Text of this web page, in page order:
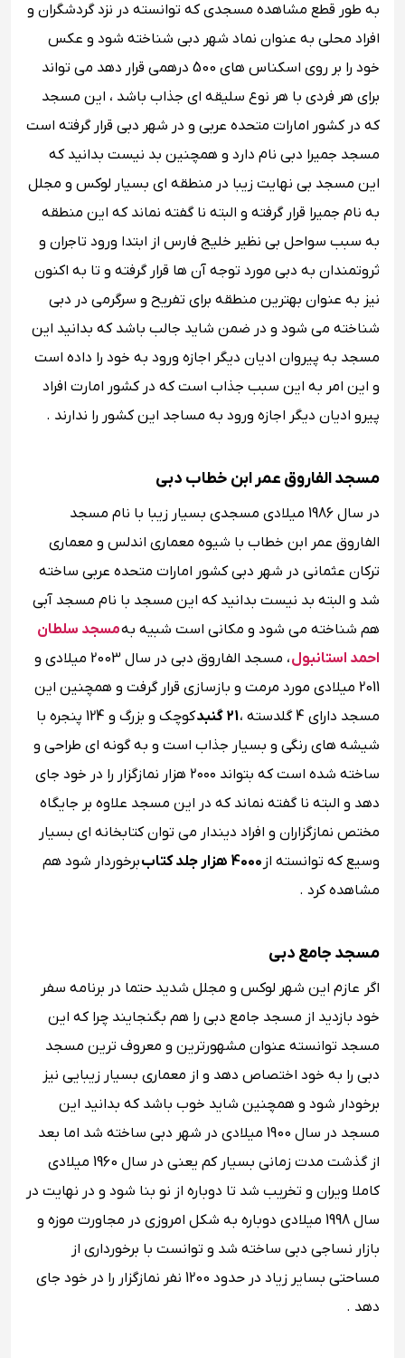
به طور قطع مشاهده مسجدی که توانسته در نزد گردشگران و
افراد محلی به عنوان نماد شهر دبی شناخته شود و عکس
خود را بر روی اسکناس های 500 درهمی قرار دهد می تواند
برای هر فردی با هر نوع سلیقه ای جذاب باشد ، این مسجد
که در کشور امارات متحده عربی و در شهر دبی قرار گرفته است
مسجد جمیرا دبی نام دارد و همچنین بد نیست بدانید که
این مسجد بی نهایت زیبا در منطقه ای بسیار لوکس و مجلل
به نام جمیرا قرار گرفته و البته نا گفته نماند که این منطقه
به سبب سواحل بی نظیر خلیج فارس از ابتدا ورود تاجران و
ثروتمندان به دبی مورد توجه آن ها قرار گرفته و تا به اکنون
نیز به عنوان بهترین منطقه برای تفریح و سرگرمی در دبی
شناخته می شود و در ضمن شاید جالب باشد که بدانید این
مسجد به پیروان ادیان دیگر اجازه ورود به خود را داده است
و این امر به این سبب جذاب است که در کشور امارت افراد
پیرو ادیان دیگر اجازه ورود به مساجد این کشور را ندارند .
مسجد الفاروق عمر ابن خطاب دبی
در سال 1986 میلادی مسجدی بسیار زیبا با نام مسجد
الفاروق عمر ابن خطاب با شیوه معماری اندلس و معماری
ترکان عثمانی در شهر دبی کشور امارات متحده عربی ساخته
شد و البته بد نیست بدانید که این مسجد با نام مسجد آبی
هم شناخته می شود و مکانی است شبیه بهمسجد سلطان
احمد استانبول
، مسجد الفاروق دبی در سال 2003 میلادی و
2011 میلادی مورد مرمت و بازسازی قرار گرفت و همچنین این
مسجد دارای 4 گلدسته ،
21 گنبد
کوچک و بزرگ و 124 پنجره با
شیشه های رنگی و بسیار جذاب است و به گونه ای طراحی و
ساخته شده است که بتواند ۲۰۰۰ هزار نمازگزار را در خود جای
دهد و البته نا گفته نماند که در این مسجد علاوه بر جایگاه
مختص نمازگزاران و افراد دیندار می توان کتابخانه ای بسیار
وسیع که توانسته از 4000 هزار جلد کتاب
برخوردار شود هم
مشاهده کرد .
مسجد جامع دبی
اگر عازم این شهر لوکس و مجلل شدید حتما در برنامه سفر
خود بازدید از مسجد جامع دبی را هم بگنجایند چرا که این
مسجد توانسته عنوان مشهورترین و معروف ترین مسجد
دبی را به خود اختصاص دهد و از معماری بسیار زیبایی نیز
برخودار شود و همچنین شاید خوب باشد که بدانید این
مسجد در سال 1900 میلادی در شهر دبی ساخته شد اما بعد
از گذشت مدت زمانی بسیار کم یعنی در سال 1960 میلادی
کاملا ویران و تخریب شد تا دوباره از نو بنا شود و در نهایت در
سال 1998 میلادی دوباره به شکل امروزی در مجاورت موزه و
بازار نساجی دبی ساخته شد و توانست با برخورداری از
مساحتی بسایر زیاد در حدود 1200 نفر نمازگزار را در خود جای
دهد .